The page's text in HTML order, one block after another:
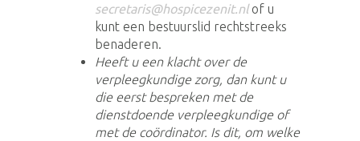
secretaris@hospicezenit.nl of u
kunt een bestuurslid rechtstreeks
benaderen.
Heeft u een klacht over de
verpleegkundige zorg, dan kunt u
die eerst bespreken met de
dienstdoende verpleegkundige of
met de coördinator. Is dit, om welke